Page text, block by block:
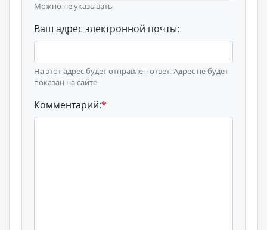
Можно не указывать
Ваш адрес электронной почты:
На этот адрес будет отправлен ответ. Адрес не будет
показан на сайте
Комментарий:*